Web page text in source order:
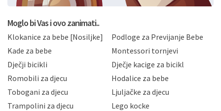
privatnosti i kolačića koju možete pročitati ovdje i
Hrvatske, a uvijek uz primjenu odgovarajućih tehničkih i
sigurnosnih mjera zaštite osobnih podataka od
neovlaštenog pristupa, zlouporabe, otkrivanja,
gubitka ili uništenja. Mae.hr štiti privatnost svojih
korisnika i posjetitelja web stranica, čuva povjerljivost
Vaših osobnih podataka te omogućava pristup i
priopćavanje osobnih podataka samo onim svojim
zaposlenicima kojima su isti potrebni radi provedbe
Moglo bi Vas i ovo zanimati..
Klokanice za bebe [Nosiljke]
Podloge za Previjanje Bebe
Kade za bebe
Montessori tornjevi
Dječji bicikli
Dječje kacige za bicikl
Romobili za djecu
Hodalice za bebe
Tobogani za djecu
Ljuljačke za djecu
Trampolini za djecu
Lego kocke